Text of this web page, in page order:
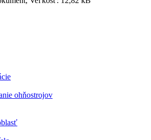
ohňostrojov